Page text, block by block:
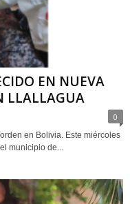
EN NUEVA
LLALLAGUA
0
en Bolivia. Este miércoles
municipio de...